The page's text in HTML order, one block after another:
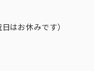
はお休みです）